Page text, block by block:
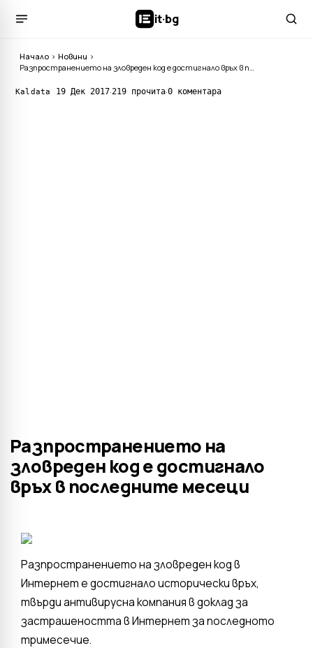
it·bg
Начало › Новини ›
Разпространението на зловреден код е достигнало връх в последните месеци
Kaldata 19 Дек 2017·219 прочита·0 коментара
Разпространението на
зловреден код е достигнало
връх в последните месеци
Разпространението на зловреден код в
Интернет е достигнало исторически връх,
твърди антивирусна компания в доклад за
застрашеността в Интернет за последното
тримесечие.